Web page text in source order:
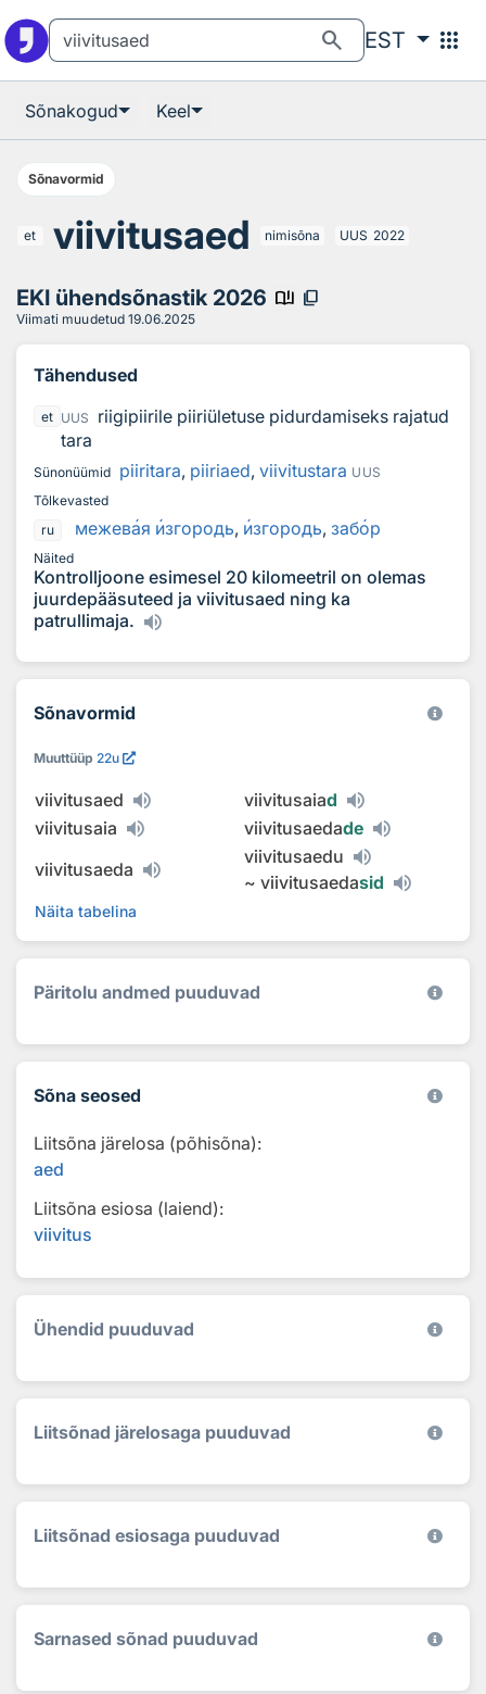
search EST apps
Sõnakogud Keel
Sõnavormid
et viivitusaed nimisõna UUS 2022
EKI ühendsõnastik 2026 book_ribbon content_copy
Viimati muudetud 19.06.2025
Tähendused
et UUS
riigipiirile piiriületuse pidurdamiseks rajatud
tara
Sünonüümid piiritara, piiriaed, viivitustara UUS
Tõlkevasted
ru
межевая изгородь, изгородь, забор
Näited
Kontrolljoone esimesel 20 kilomeetril on olemas
juurdepääsuteed ja viivitusaed ning ka
patrullimaja.
Sõnavormid
Muuttüüp 22u
viivitusaed viivitusaiad
viivitusaia
viivitusaedade
viivitusaeda
viivitusaedu
~ viivitusaedasid
Näita tabelina
Päritolu andmed puuduvad
Sõna seosed
Liitsõna järelosa (põhisõna):
aed
Liitsõna esiosa (laiend):
viivitus
Ühendid puuduvad
Liitsõnad järelosaga puuduvad
Liitsõnad esiosaga puuduvad
Sarnased sõnad puuduvad